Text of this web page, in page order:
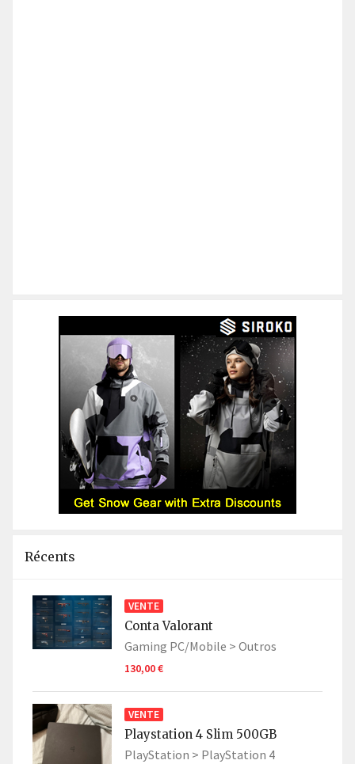
Récents
VENTE
Conta Valorant
Gaming PC/Mobile > Outros
130,00 €
VENTE
Playstation 4 Slim 500GB
PlayStation > PlayStation 4